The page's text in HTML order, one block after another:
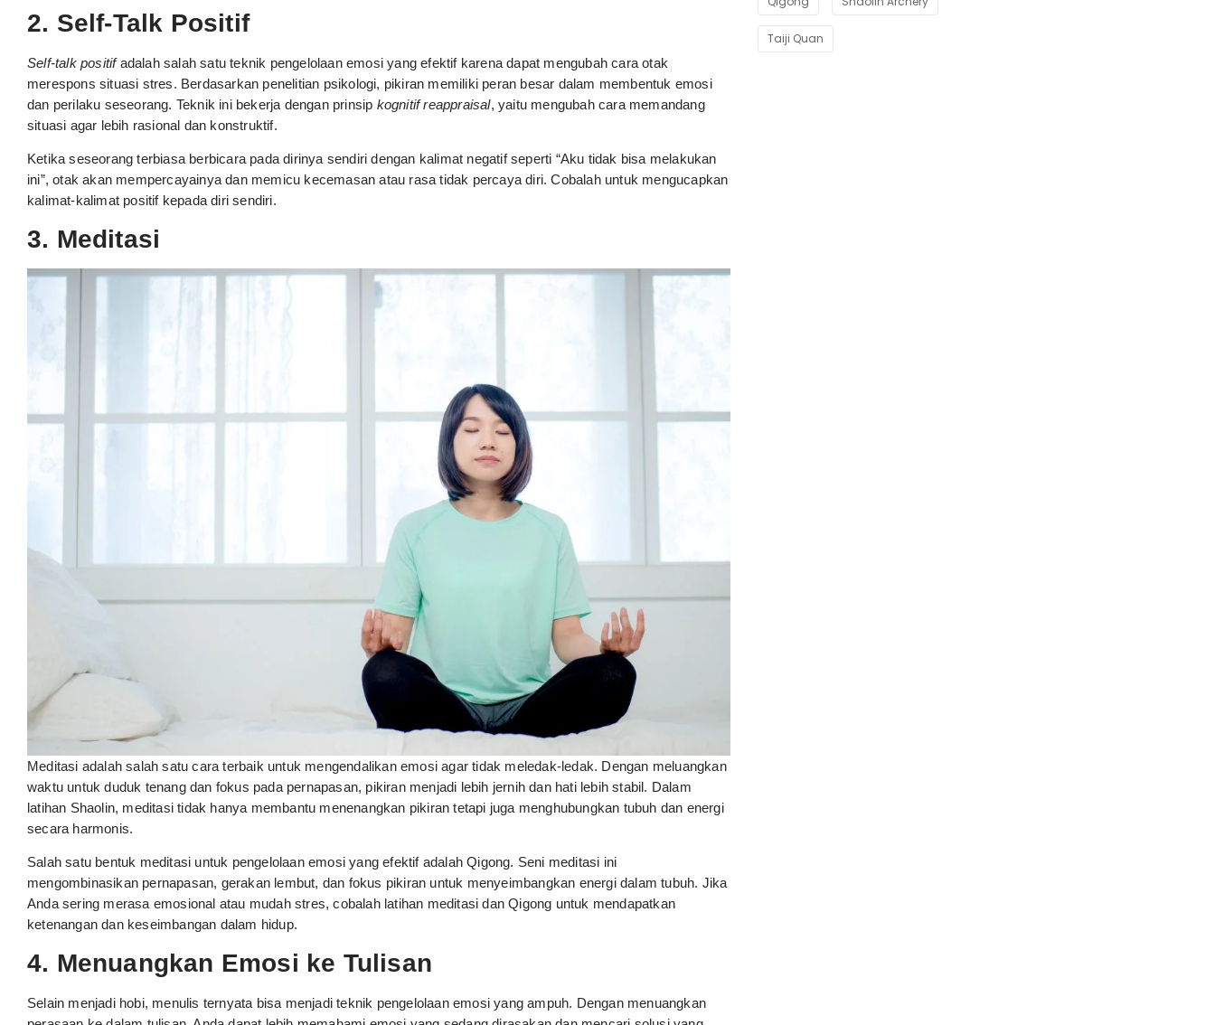
2. Self-Talk Positif
Self-talk positifadalah salah satu teknik pengelolaan emosi yang efektif karena dapat mengubah cara otak
merespons situasi stres. Berdasarkan penelitian psikologi, pikiran memiliki peran besar dalam membentuk emosi
dan perilaku seseorang. Teknik ini bekerja dengan prinsip kognitif reappraisal, yaitu mengubah cara memandang
situasi agar lebih rasional dan konstruktif.
Ketika seseorang terbiasa berbicara pada dirinya sendiri dengan kalimat negatif seperti “Aku tidak bisa melakukan
ini”, otak akan mempercayainya dan memicu kecemasan atau rasa tidak percaya diri. Cobalah untuk mengucapkan
kalimat-kalimat positif kepada diri sendiri.
3. Meditasi
Meditasi adalah salah satu cara terbaik untuk mengendalikan emosi agar tidak meledak-ledak. Dengan meluangkan
waktu untuk duduk tenang dan fokus pada pernapasan, pikiran menjadi lebih jernih dan hati lebih stabil. Dalam
latihan Shaolin, meditasi tidak hanya membantu menenangkan pikiran tetapi juga menghubungkan tubuh dan energi
secara harmonis.
Salah satu bentuk meditasi untuk pengelolaan emosi yang efektif adalah Qigong. Seni meditasi ini
mengombinasikan pernapasan, gerakan lembut, dan fokus pikiran untuk menyeimbangkan energi dalam tubuh. Jika
Anda sering merasa emosional atau mudah stres, cobalah latihan meditasi dan Qigong untuk mendapatkan
ketenangan dan keseimbangan dalam hidup.
4. Menuangkan Emosi ke Tulisan
Selain menjadi hobi, menulis ternyata bisa menjadi teknik pengelolaan emosi yang ampuh. Dengan menuangkan
Taiji Quan